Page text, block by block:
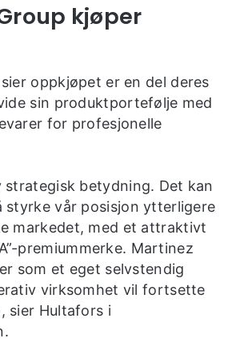
kjøper
oppkjøpet er en del deres
sin produktportefølje med
for profesjonelle
strategisk betydning. Det kan
styrke vår posisjon ytterligere
markedet, med et attraktivt
premiummerke. Martinez
som et eget selvstendig
virksomhet vil fortsette
sier Hultafors i